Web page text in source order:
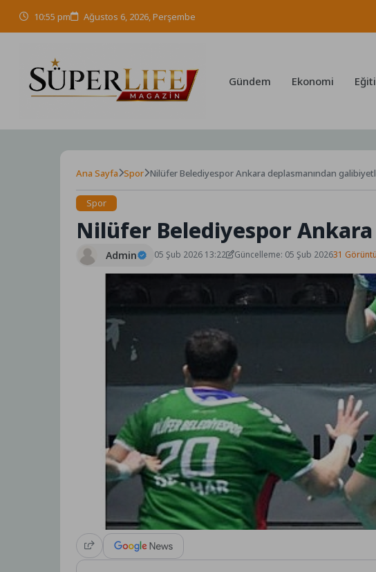
content
10:55 pm Ağustos 6, 2026, Perşembe
Gündem Ekonomi
Ana Sayfa Spor Nilüfer Belediyespor Ankara deplasmanından
Spor
Nilüfer Belediyespor
Admin 05 Şub 2026 13:22 Güncelleme: 05 Şub 202631